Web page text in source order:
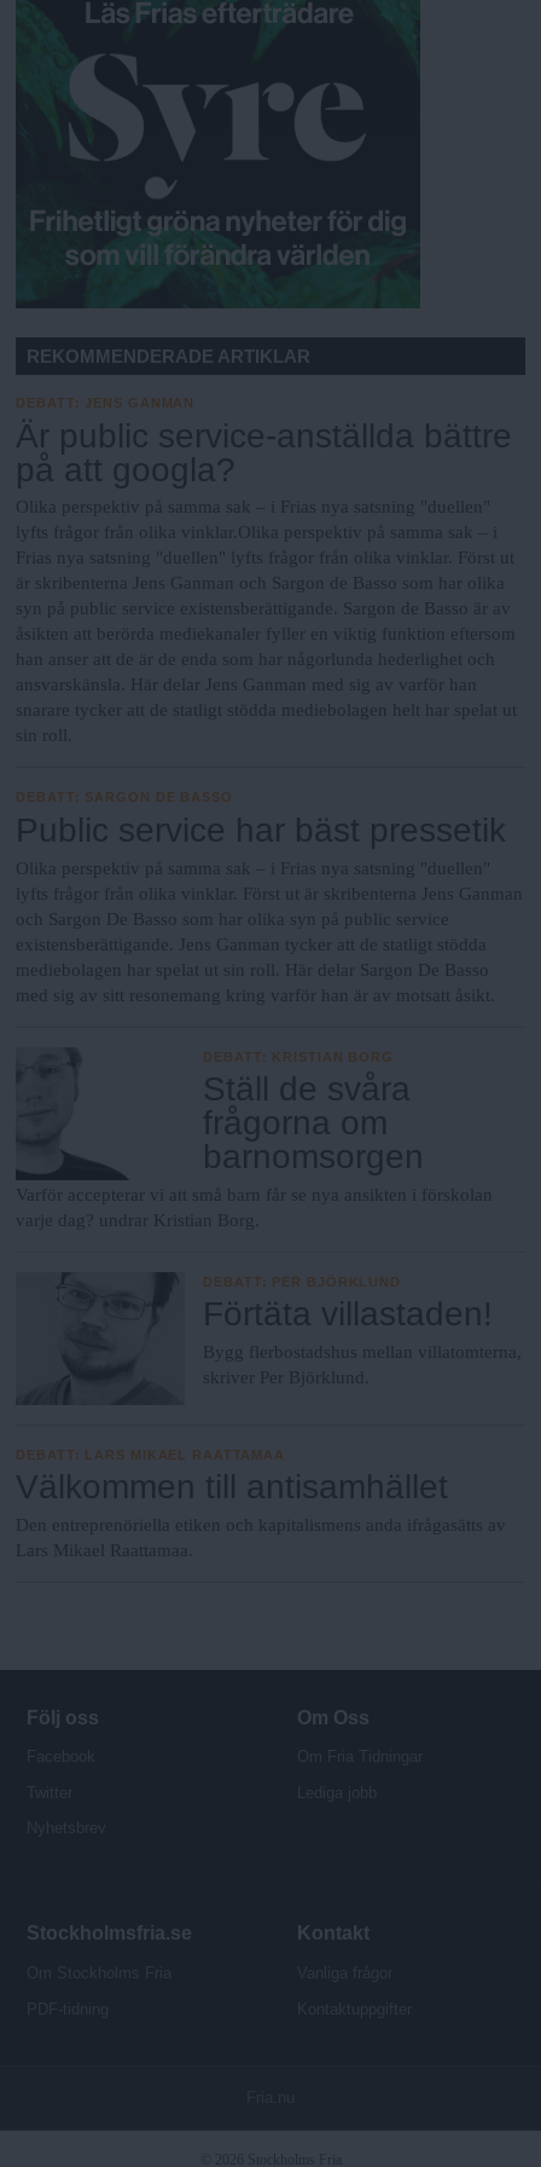
REKOMMENDERADE ARTIKLAR
DEBATT: JENS GANMAN
Är public service-anställda bättre
på att googla?
Olika perspektiv på samma sak – i Frias nya satsning "duellen"
lyfts frågor från olika vinklar.Olika perspektiv på samma sak – i
Frias nya satsning "duellen" lyfts frågor från olika vinklar. Först ut
är skribenterna Jens Ganman och Sargon de Basso som har olika
syn på public service existensberättigande. Sargon de Basso är av
åsikten att berörda mediekanaler fyller en viktig funktion eftersom
han anser att de är de enda som har någorlunda hederlighet och
ansvarskänsla. Här delar Jens Ganman med sig av varför han
snarare tycker att de statligt stödda mediebolagen helt har spelat ut
sin roll.
DEBATT: SARGON DE BASSO
Public service har bäst pressetik
Olika perspektiv på samma sak – i Frias nya satsning "duellen"
lyfts frågor från olika vinklar. Först ut är skribenterna Jens Ganman
och Sargon De Basso som har olika syn på public service
existensberättigande. Jens Ganman tycker att de statligt stödda
mediebolagen har spelat ut sin roll. Här delar Sargon De Basso
med sig av sitt resonemang kring varför han är av motsatt åsikt.
DEBATT: KRISTIAN BORG
Ställ de svåra
frågorna om
barnomsorgen
Varför accepterar vi att små barn får se nya ansikten i förskolan
varje dag? undrar Kristian Borg.
DEBATT: PER BJÖRKLUND
Förtäta villastaden!
Bygg flerbostadshus mellan villatomterna,
skriver Per Björklund.
DEBATT: LARS MIKAEL RAATTAMAA
Välkommen till antisamhället
Den entreprenöriella etiken och kapitalismens anda ifrågasätts av
Lars Mikael Raattamaa.
Följ oss Om Oss
Stockholmsfria.se Kontakt